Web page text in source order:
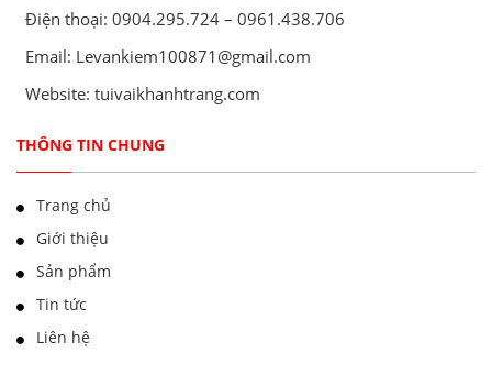
Điện thoại: 0904.295.724 – 0961.438.706
Email: Levankiem100871@gmail.com
Website: tuivaikhanhtrang.com
THÔNG TIN CHUNG
Trang chủ
Giới thiệu
Sản phẩm
Tin tức
Liên hệ